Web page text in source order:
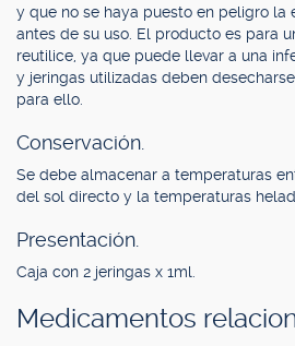
y que no se haya puesto en peligro
antes de su uso. El producto es para
reutilice, ya que puede llevar a una
y jeringas utilizadas deben
para ello.
Conservación.
Se debe almacenar a temperaturas
del sol directo y la temperaturas
Presentación.
Caja con 2 jeringas x 1ml.
Medicamentos